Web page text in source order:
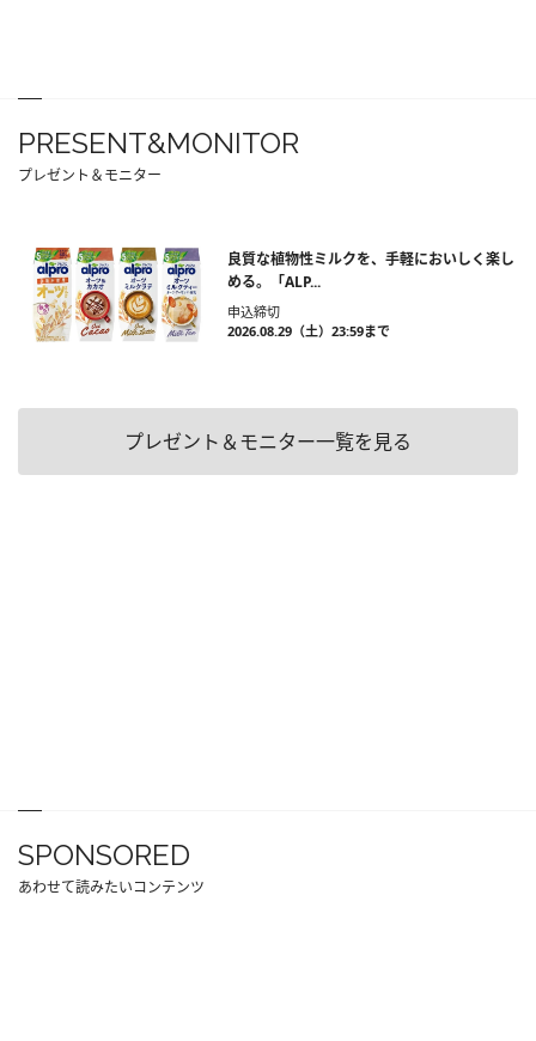
PRESENT&MONITOR
プレゼント＆モニター
良質な植物性ミルクを、手軽においしく楽し
める。「ALP...
申込締切
2026.08.29（土）23:59まで
プレゼント＆モニター一覧を見る
SPONSORED
あわせて読みたいコンテンツ